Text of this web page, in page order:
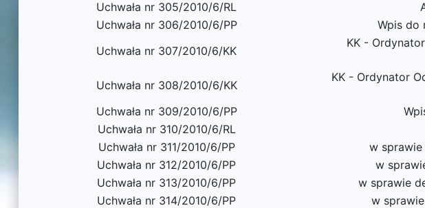
Uchwała nr 305/2010/6/RL
Uchwała nr 306/2010/6/PP
Wpis do
Uchwała nr 307/2010/6/KK
KK -
Uchwała nr 308/2010/6/KK
KK - Ordynator
Uchwała nr 309/2010/6/PP
Uchwała nr 310/2010/6/RL
Uchwała nr 311/2010/6/PP
w sprawie
Uchwała nr 312/2010/6/PP
w
Uchwała nr 313/2010/6/PP
w sprawie
Uchwała nr 314/2010/6/PP
w